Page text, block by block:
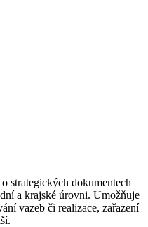
strategických dokumentech
a krajské úrovni. Umožňuje
vazeb či realizace, zařazení